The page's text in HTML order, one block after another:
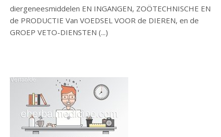
diergeneesmiddelen EN INGANGEN, ZOÖTECHNISCHE EN
de PRODUCTIE Van VOEDSEL VOOR de DIEREN, en de
GROEP VETO-DIENSTEN (...)